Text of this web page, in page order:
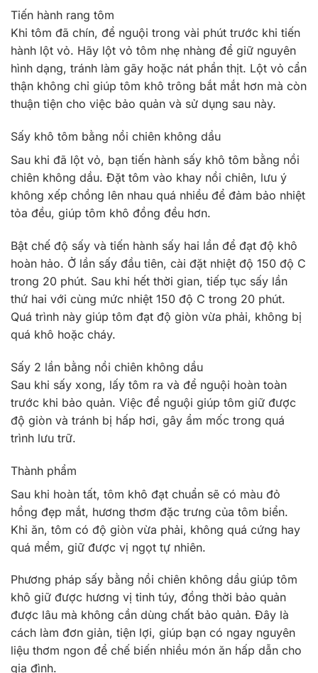
Tiến hành rang tôm
Khi tôm đã chín, để nguội trong vài phút trước khi tiến
hành lột vỏ. Hãy lột vỏ tôm nhẹ nhàng để giữ nguyên
hình dạng, tránh làm gãy hoặc nát phần thịt. Lột vỏ cẩn
thận không chỉ giúp tôm khô trông bắt mắt hơn mà còn
thuận tiện cho việc bảo quản và sử dụng sau này.
Sấy khô tôm bằng nồi chiên không dầu
Sau khi đã lột vỏ, bạn tiến hành sấy khô tôm bằng nồi
chiên không dầu. Đặt tôm vào khay nồi chiên, lưu ý
không xếp chồng lên nhau quá nhiều để đảm bảo nhiệt
tỏa đều, giúp tôm khô đồng đều hơn.
Bật chế độ sấy và tiến hành sấy hai lần để đạt độ khô
hoàn hảo. Ở lần sấy đầu tiên, cài đặt nhiệt độ 150 độ C
trong 20 phút. Sau khi hết thời gian, tiếp tục sấy lần
thứ hai với cùng mức nhiệt 150 độ C trong 20 phút.
Quá trình này giúp tôm đạt độ giòn vừa phải, không bị
quá khô hoặc cháy.
Sấy 2 lần bằng nồi chiên không dầu
Sau khi sấy xong, lấy tôm ra và để nguội hoàn toàn
trước khi bảo quản. Việc để nguội giúp tôm giữ được
độ giòn và tránh bị hấp hơi, gây ẩm mốc trong quá
trình lưu trữ.
Thành phẩm
Sau khi hoàn tất, tôm khô đạt chuẩn sẽ có màu đỏ
hồng đẹp mắt, hương thơm đặc trưng của tôm biển.
Khi ăn, tôm có độ giòn vừa phải, không quá cứng hay
quá mềm, giữ được vị ngọt tự nhiên.
Phương pháp sấy bằng nồi chiên không dầu giúp tôm
khô giữ được hương vị tinh túy, đồng thời bảo quản
được lâu mà không cần dùng chất bảo quản. Đây là
cách làm đơn giản, tiện lợi, giúp bạn có ngay nguyên
liệu thơm ngon để chế biến nhiều món ăn hấp dẫn cho
gia đình.